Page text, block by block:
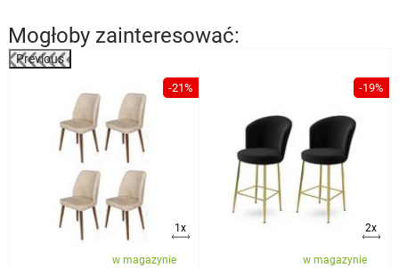
Mogłoby zainteresować:
Previous
-21%
1x
w magazynie
-19%
2x
w magazynie